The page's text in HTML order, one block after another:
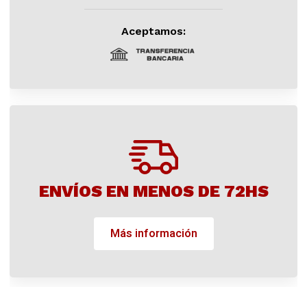
Aceptamos:
ENVÍOS EN MENOS DE 72HS
Más información